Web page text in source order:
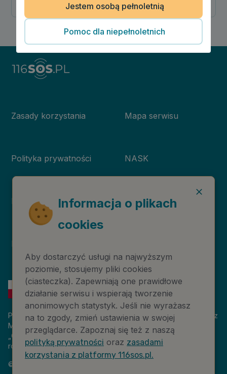
Zasady korzystania
Polityka prywatności
Deklaracja dostępności
Prawa autorskie
Mapa serwisu
NASK
Niebieska Linia
Platforma 116sos.pl jest finansowana z budżetu państwa, przez
Ministerstwo Cyfryzacji. Nazwa zadania publicznego:
„Człowiek w kryzysie – platforma wiedzy i komunikacji –
rozwój wsparcia”. Wartość projektu: 18 884 808,00 zł.
©
Informacja o plikach
cookies
Aby dostarczyć usługi na najwyższym
poziomie, stosujemy pliki cookies
(ciasteczka). Zapewniają one prawidłowe
działanie serwisu i wspierają tworzenie
anonimowych statystyk. Jeśli nie wyrażasz
na to zgody, zmień ustawienia w swojej
przeglądarce. Zapoznaj się też z naszą
polityką prywatności oraz zasadami
korzystania z platformy 116sos.pl.
Jestem osobą pełnoletnią
Pomoc dla niepełnoletnich